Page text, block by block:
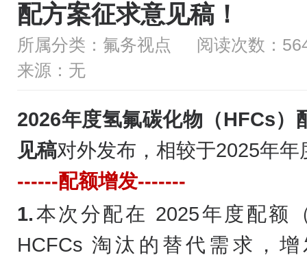
配方案征求意见稿！
所属分类：氟务视点
阅读次数：
来源：无
2026年度氢氟碳化物（HFCs）
见稿对外发布，相较于2025年
------配额增发-------
1.本次分配在 2025年度配额
HCFCs 淘汰的替代需求，